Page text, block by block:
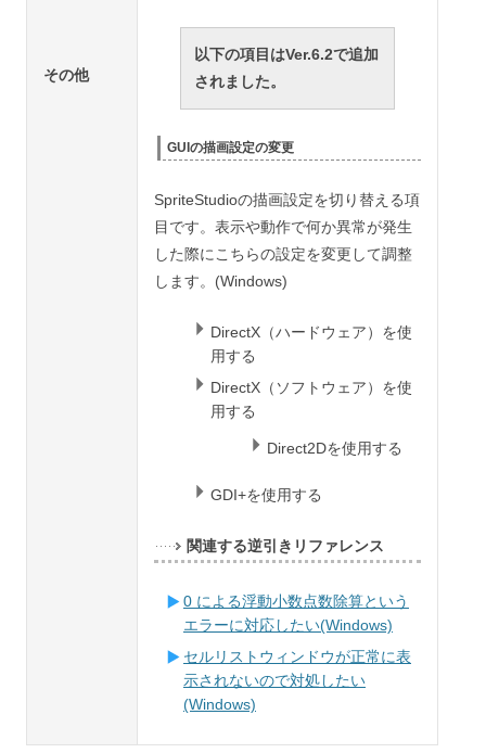
その他
以下の項目はVer.6.2で追加
されました。
GUIの描画設定の変更
SpriteStudioの描画設定を切り替える項
目です。表示や動作で何か異常が発生
した際にこちらの設定を変更して調整
します。(Windows)
DirectX（ハードウェア）を使
用する
DirectX（ソフトウェア）を使
用する
Direct2Dを使用する
GDI+を使用する
関連する逆引きリファレンス
0 による浮動小数点数除算という
エラーに対応したい(Windows)
セルリストウィンドウが正常に表
示されないので対処したい
(Windows)